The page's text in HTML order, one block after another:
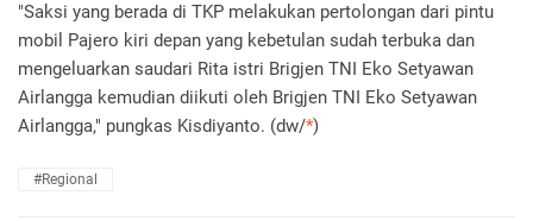
"Saksi yang berada di TKP melakukan pertolongan dari pintu
mobil Pajero kiri depan yang kebetulan sudah terbuka dan
mengeluarkan saudari Rita istri Brigjen TNI Eko Setyawan
Airlangga kemudian diikuti oleh Brigjen TNI Eko Setyawan
Airlangga," pungkas Kisdiyanto. (dw/*)
#Regional